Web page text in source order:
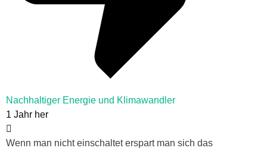
Nachhaltiger Energie und Klimawandler
1 Jahr her
Wenn man nicht einschaltet erspart man sich das